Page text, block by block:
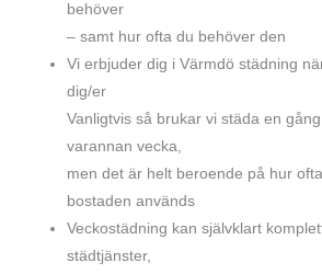
behöver
– samt hur ofta du behöver den
Vi erbjuder dig i Värmdö städning
dig/er
Vanligtvis så brukar vi städa en
varannan vecka,
men det är helt beroende på hur
bostaden används
Veckostädning kan självklart
städtjänster,